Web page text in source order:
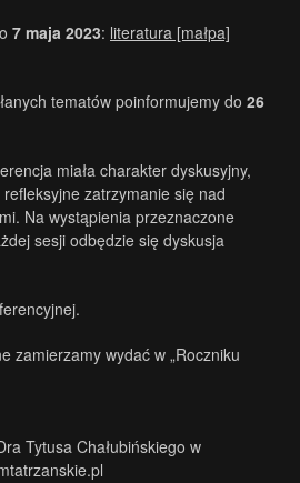
7 maja 2023: literatura [małpa]
tematów poinformujemy do 26
miała charakter dyskusyjny,
zatrzymanie się nad
Na wystąpienia przeznaczone
sesji odbędzie się dyskusja
zamierzamy wydać w „Roczniku
Tytusa Chałubińskiego w